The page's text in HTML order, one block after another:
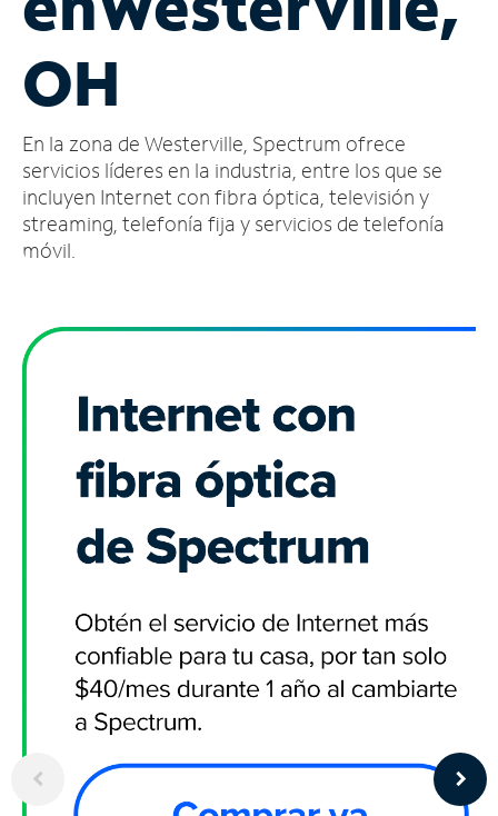
cuenta
Encuentra
tienda
OH
En la zona de Westerville, Spectrum ofrece
servicios líderes en la industria, entre los que se
incluyen Internet con fibra óptica, televisión y
streaming, telefonía fija y servicios de telefonía
móvil.